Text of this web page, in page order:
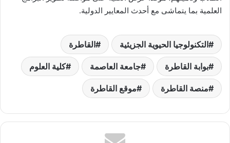
العلمية بما يتماشى مع أحدث المعايير الدولية.
التكنولوجيا الحيوية الجزيئية القاطرة
بوابة القاطرة جامعة العاصمة كلية العلوم
منصة القاطرة موقع القاطرة